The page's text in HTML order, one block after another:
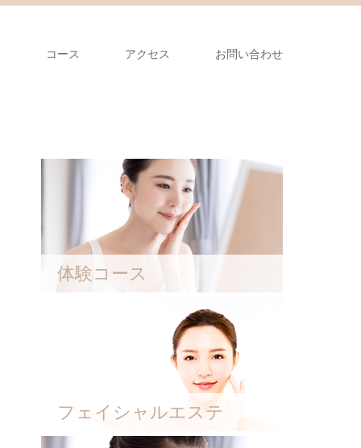
コース アクセス お問い合わせ
体験コース
フェイシャルエステ